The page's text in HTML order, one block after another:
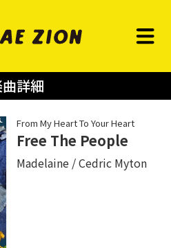
詳細
From My Heart To Your Heart
Free The People
Madelaine Cedric Myton